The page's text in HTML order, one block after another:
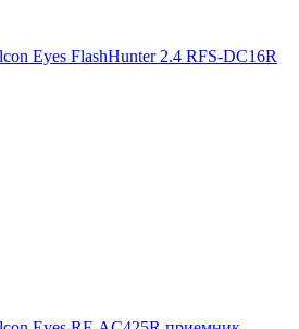
Eyes FlashHunter 2.4 RFS-DC16R